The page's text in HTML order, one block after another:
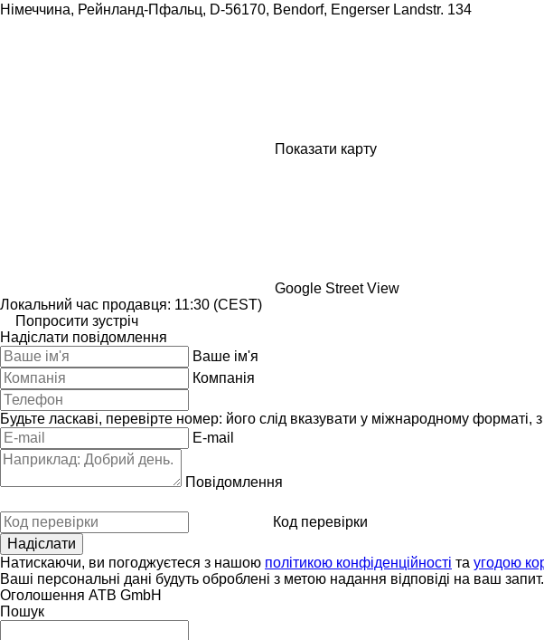
Німеччина, Рейнланд-Пфальц, D-56170, Bendorf, Engerser Landstr. 134
Показати карту
Google Street View
Локальний час продавця: 11:30 (CEST)
Попросити зустріч
Надіслати повідомлення
Ваше ім'я
Компанія
Будьте ласкаві, перевірте номер: його слід вказувати у міжнародному форматі,
E-mail
Повідомлення
Код перевірки
Натискаючи, ви погоджуєтеся з нашою політикою конфіденційності та угодою
Ваші персональні дані будуть оброблені з метою надання відповіді на ваш запит.
Оголошення ATB GmbH
Пошук